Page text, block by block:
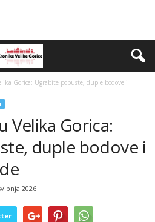
Gorica: Ugrabite popuste, duple bodove i
Velika Gorica:
duple bodove i
2026